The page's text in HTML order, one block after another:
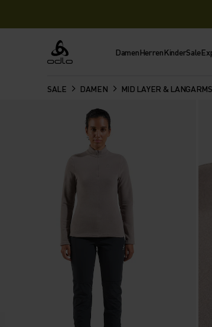
Odlo DamenHerrenKinderSale
SALE DAMEN MID LAYER &